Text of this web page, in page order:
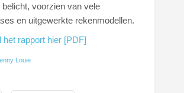
belicht, voorzien van vele
en uitgewerkte rekenmodellen.
het rapport hier [PDF]
Louie